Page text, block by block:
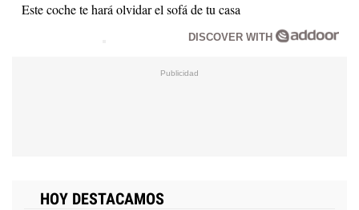
Este coche te hará olvidar el sofá de tu casa
DISCOVER WITH
HOY DESTACAMOS